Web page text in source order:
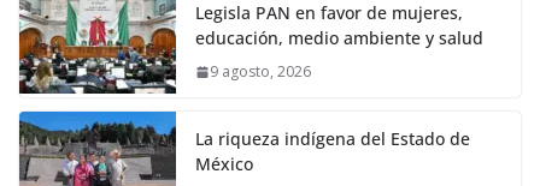
Legisla PAN en favor de mujeres,
educación, medio ambiente y salud
9 agosto, 2026
La riqueza indígena del Estado de
México